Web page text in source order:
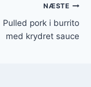
NÆSTE
Pulled pork i burrito
med krydret sauce